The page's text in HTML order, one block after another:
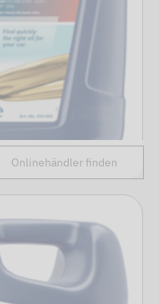
Onlinehändler finden